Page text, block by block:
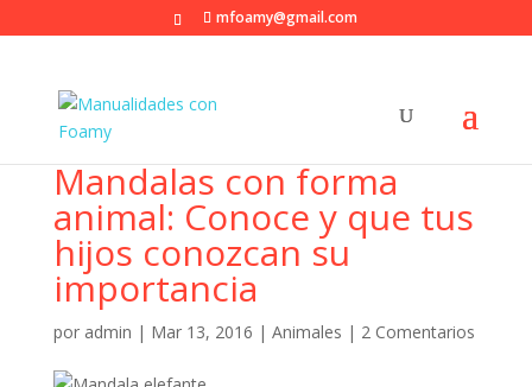
mfoamy@gmail.com
Mandalas con forma
animal: Conoce y que tus
hijos conozcan su
importancia
por admin | Mar 13, 2016 | Animales | 2 Comentarios